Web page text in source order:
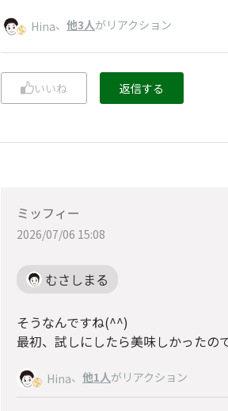
Hina、 他3人がリアクション
いいね 返信する
ミッフィー
2026/07/06 15:08
むさしまる
そうなんですね(^^)
最初、試しにしたら美味しかったの
Hina、 他1人がリアクション